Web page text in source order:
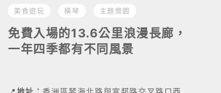
美食遊玩 橫琴 主題樂園
免費入場的13.6公里浪漫長廊，
一年四季都有不同風景